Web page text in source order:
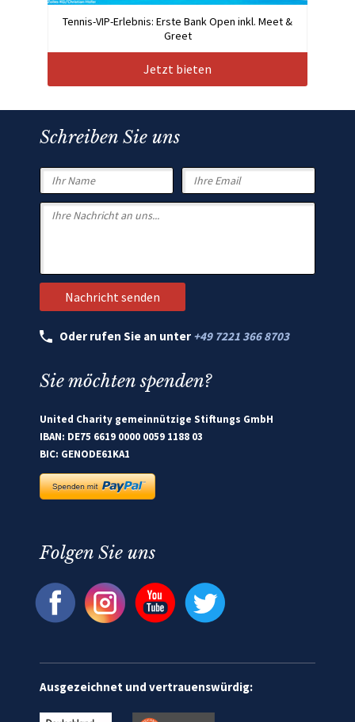
Tennis-VIP-Erlebnis: Erste Bank Open inkl. Meet &
Greet
Jetzt bieten
Schreiben Sie uns
Oder rufen Sie an unter +49 7221 366 8703
Sie möchten spenden?
United Charity gemeinnützige Stiftungs GmbH
IBAN: DE75 6619 0000 0059 1188 03
BIC: GENODE61KA1
Folgen Sie uns
Ausgezeichnet und vertrauenswürdig: